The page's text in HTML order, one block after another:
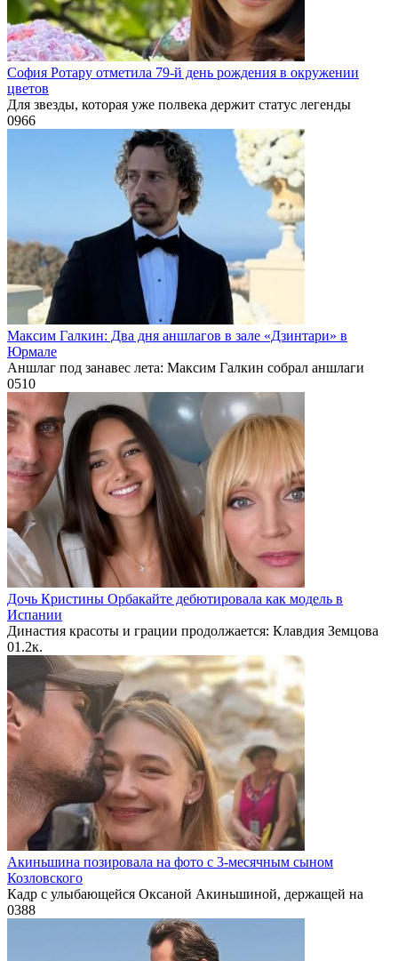
София Ротару отметила 79-й день рождения в окружении
цветов
Для звезды, которая уже полвека держит статус легенды
0966
Максим Галкин: Два дня аншлагов в зале «Дзинтари» в
Юрмале
Аншлаг под занавес лета: Максим Галкин собрал аншлаги
0510
Дочь Кристины Орбакайте дебютировала как модель в
Испании
Династия красоты и грации продолжается: Клавдия Земцова
01.2к.
Акиньшина позировала на фото с 3-месячным сыном
Козловского
Кадр с улыбающейся Оксаной Акиньшиной, держащей на
0388